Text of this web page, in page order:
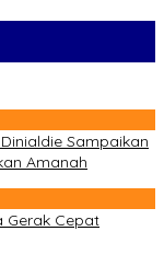
Sampaikan
Amanah
Gerak Cepat